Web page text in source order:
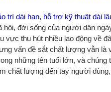
trì dài hạn, hỗ trợ kỹ thuật
đời sống của người dân
vực thu hút nhiều lao động về
vấn đề sắt chất lượng vẫn
những tên tuổi lớn, và
chất lượng đến tay người